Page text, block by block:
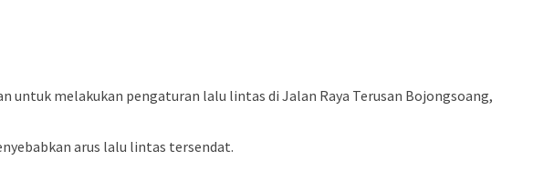
untuk melakukan pengaturan lalu lintas di Jalan Raya Terusan Bojongsoang,
arus lalu lintas tersendat.